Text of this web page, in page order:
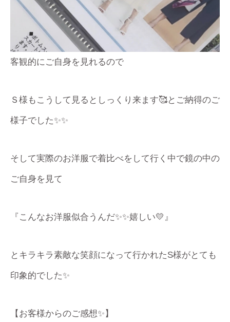
客観的にご自身を見れるので
Ｓ様もこうして見るとしっくり来ます🥰とご納得のご
様子でした✨✨
そして実際のお洋服で着比べをして行く中で鏡の中の
ご自身を見て
『こんなお洋服似合うんだ✨✨嬉しい💛』
とキラキラ素敵な笑顔になって行かれたS様がとても
印象的でした✨
【お客様からのご感想✨】